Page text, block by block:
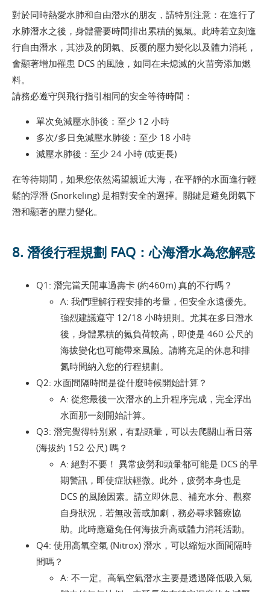
對於同時熱愛水肺和自由潛水的朋友，請特別注意：在進行了
水肺潛水之後，身體需要時間排出累積的氮氣。此時若立刻進
行自由潛水，其涉及的閉氣、反覆的壓力變化以及體力消耗，
會顯著增加罹患 DCS 的風險，如同在未熄滅的火苗旁添加燃
料。
請務必遵守與飛行指引相同的安全等待時間：
單次免減壓水肺後：至少 12 小時
多次/多日免減壓水肺後：至少 18 小時
減壓水肺後：至少 24 小時 (或更長)
在等待期間，如果您依然渴望親近大海，在平靜的水面進行輕
鬆的浮潛 (Snorkeling) 是相對安全的選擇。關鍵是避免閉氣下
潛和顯著的壓力變化。
8. 潛後行程規劃 FAQ：心海潛水為您解惑
Q1: 潛完當天開車過壽卡 (約460m) 真的不行嗎？
A: 我們理解行程安排的考量，但安全永遠優先。
強烈建議遵守 12/18 小時規則。尤其在多日潛水
後，身體累積的氮負荷較高，即使是 460 公尺的
海拔變化也可能帶來風險。請將充足的休息和排
氮時間納入您的行程規劃。
Q2: 水面間隔時間是從什麼時候開始計算？
A: 從您最後一次潛水的上升程序完成，完全浮出
水面那一刻開始計算。
Q3: 潛完覺得特別累，有點頭暈，可以去爬關山看日落
(海拔約 152 公尺) 嗎？
A: 絕對不要！ 異常疲勞和頭暈都可能是 DCS 的早
期警訊，即使症狀輕微。此外，疲勞本身也是
DCS 的風險因素。請立即休息、補充水分、觀察
自身狀況，若無改善或加劇，務必尋求醫療協
助。此時應避免任何海拔升高或體力消耗活動。
Q4: 使用高氧空氣 (Nitrox) 潛水，可以縮短水面間隔時
間嗎？
A: 不一定。高氧空氣潛水主要是透過降低吸入氣